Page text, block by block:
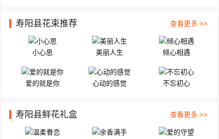
警苑小区4单元1301号 21朵顶级红玫瑰，紫色勿...
寿阳县花束推荐 查看更多 >>
小心思 美丽人生 倾心相遇
爱的就是你 心动的感觉 不忘初心
寿阳县鲜花礼盒 查看更多 >>